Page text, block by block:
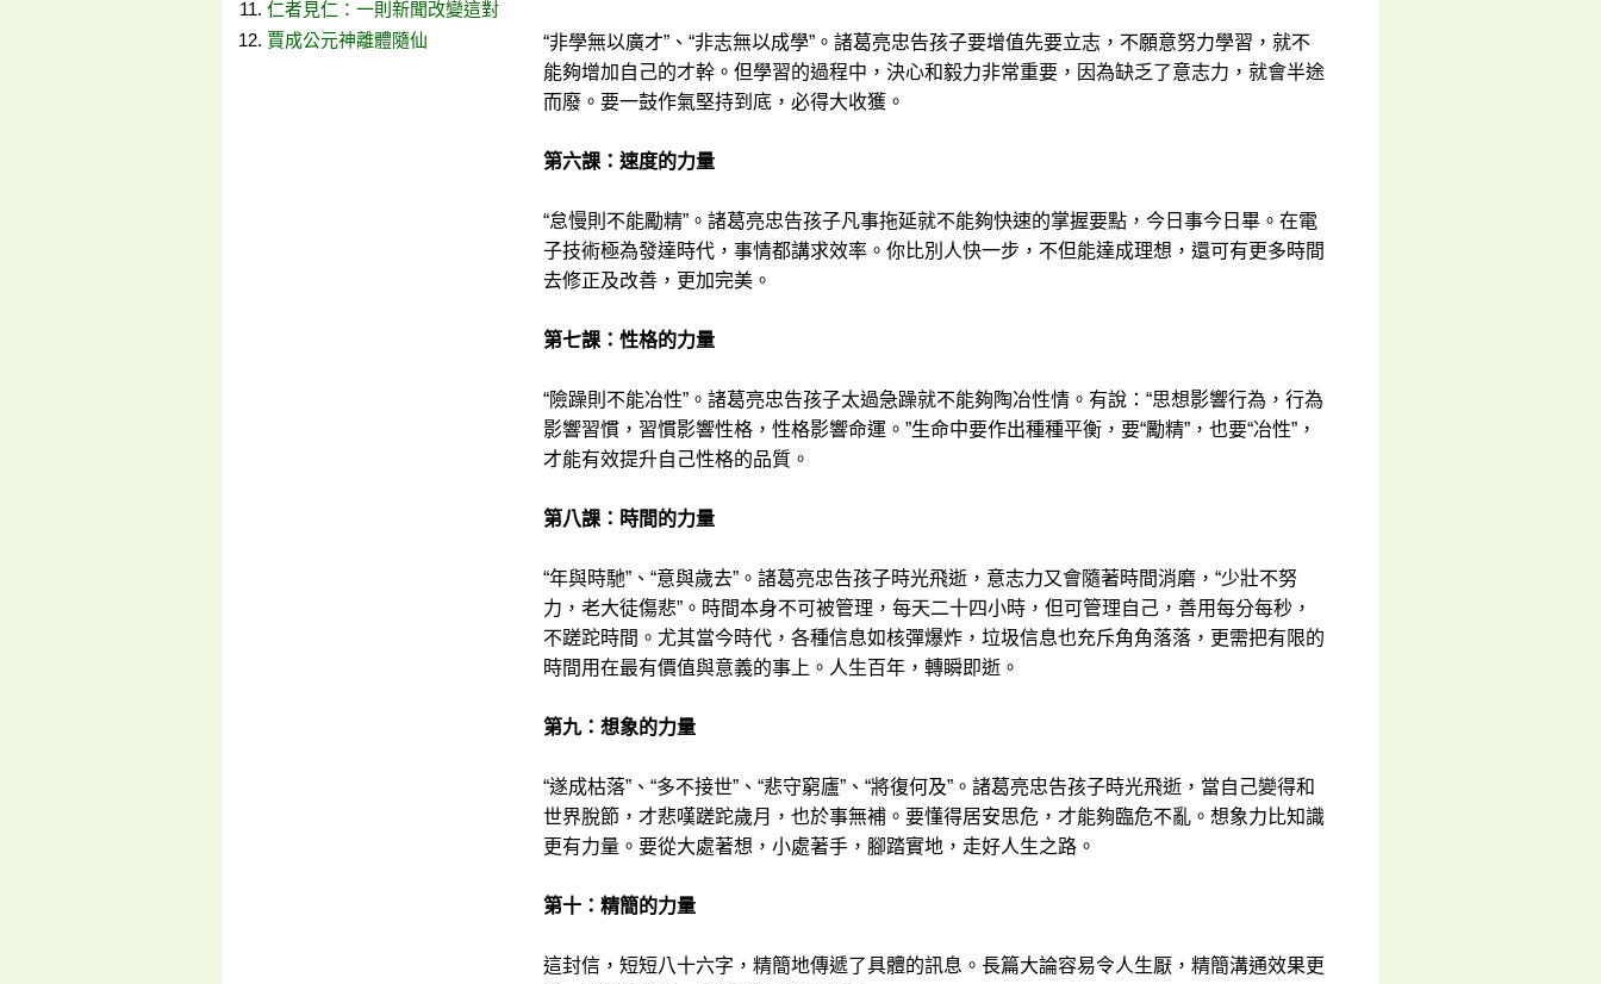
仁者見仁：一則新聞改變這對
賈成公元神離體隨仙
“非學無以廣才”、“非志無以成學”。諸葛亮忠告孩子要增值先要立志，不願意努力學習，就不
能夠增加自己的才幹。但學習的過程中，決心和毅力非常重要，因為缺乏了意志力，就會半途
而廢。要一鼓作氣堅持到底，必得大收獲。
第六課：速度的力量
“怠慢則不能勵精”。諸葛亮忠告孩子凡事拖延就不能夠快速的掌握要點，今日事今日畢。在電
子技術極為發達時代，事情都講求效率。你比別人快一步，不但能達成理想，還可有更多時間
去修正及改善，更加完美。
第七課：性格的力量
“險躁則不能冶性”。諸葛亮忠告孩子太過急躁就不能夠陶冶性情。有說：“思想影響行為，行為
影響習慣，習慣影響性格，性格影響命運。”生命中要作出種種平衡，要“勵精”，也要“冶性”，
才能有效提升自己性格的品質。
第八課：時間的力量
“年與時馳”、“意與歲去”。諸葛亮忠告孩子時光飛逝，意志力又會隨著時間消磨，“少壯不努
力，老大徒傷悲”。時間本身不可被管理，每天二十四小時，但可管理自己，善用每分每秒，
不蹉跎時間。尤其當今時代，各種信息如核彈爆炸，垃圾信息也充斥角角落落，更需把有限的
時間用在最有價值與意義的事上。人生百年，轉瞬即逝。
第九：想象的力量
“遂成枯落”、“多不接世”、“悲守窮廬”、“將復何及”。諸葛亮忠告孩子時光飛逝，當自己變得和
世界脫節，才悲嘆蹉跎歲月，也於事無補。要懂得居安思危，才能夠臨危不亂。想象力比知識
更有力量。要從大處著想，小處著手，腳踏實地，走好人生之路。
第十：精簡的力量
這封信，短短八十六字，精簡地傳遞了具體的訊息。長篇大論容易令人生厭，精簡溝通效果更